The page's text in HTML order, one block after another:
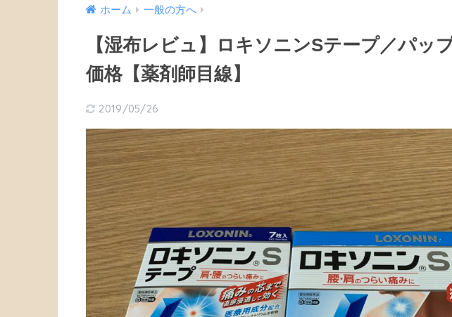
ホーム 一般の方へ
【湿布レビュ】ロキソニンSテープ／パッ
価格【薬剤師目線】
2019/05/26